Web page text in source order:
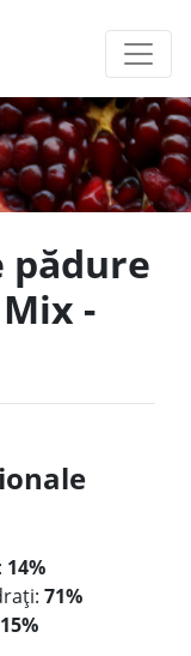
pădure
-
14%
71%
15%